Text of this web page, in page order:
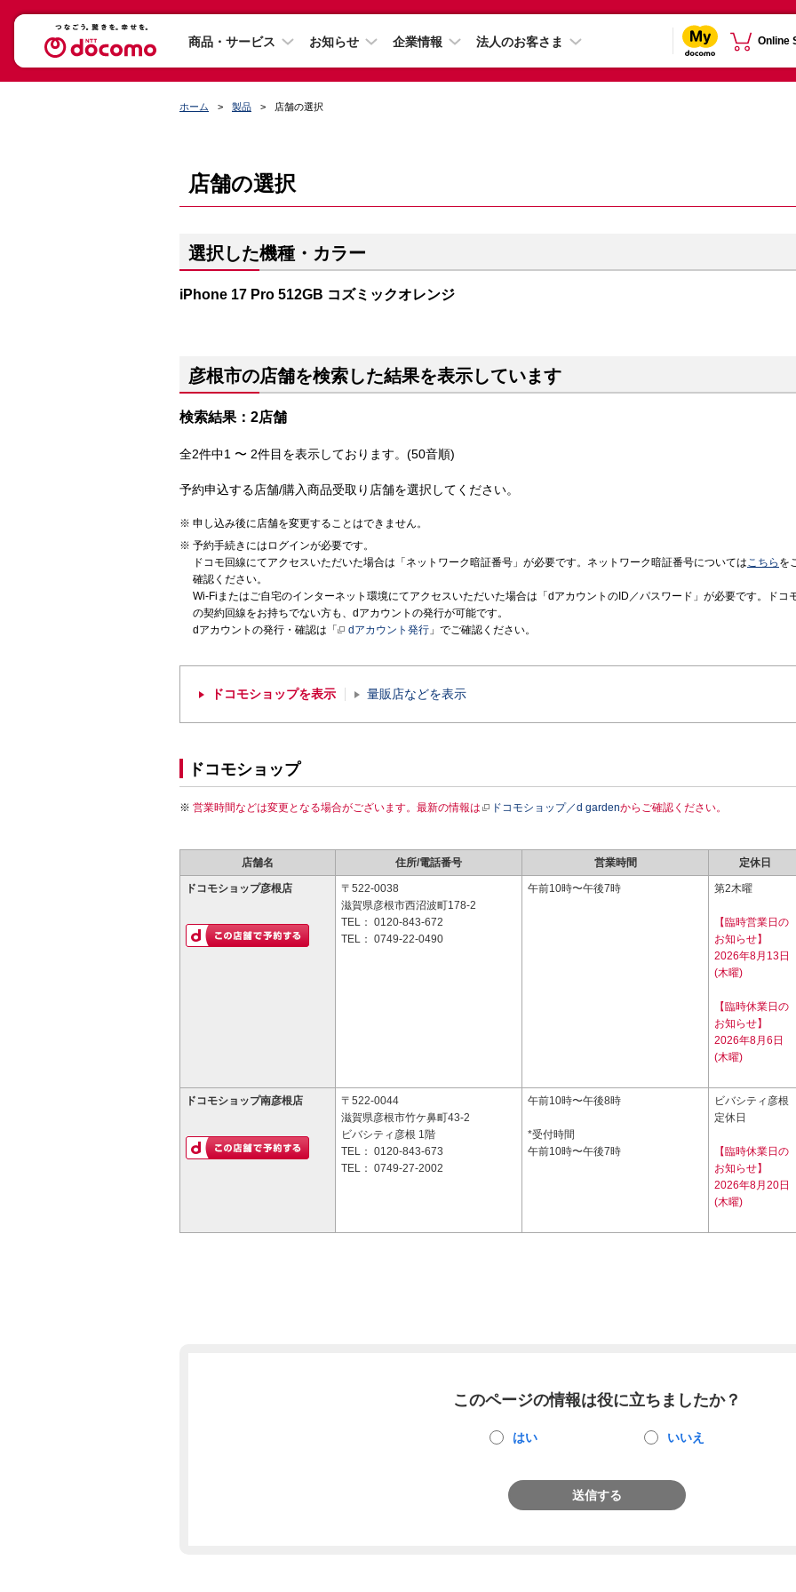
商品・サービス お知らせ 企業情報 法人のお客さま Online
ホーム 製品 店舗の選択
店舗の選択
選択した機種・カラー
iPhone 17 Pro 512GB コズミックオレンジ
彦根市の店舗を検索した結果を表示しています
検索結果：2店舗
全2件中1 〜 2件目を表示しております。(50音順)
予約申込する店舗/購入商品受取り店舗を選択してください。
申し込み後に店舗を変更することはできません。
予約手続きにはログインが必要です。
ドコモ回線にてアクセスいただいた場合は「ネットワーク暗証番号」が必要です。ネットワーク暗証番号についてはこちら を
確認ください。
Wi-Fiまたはご自宅のインターネット環境にてアクセスいただいた場合は「dアカウントのID／パスワード」が必要です。ドコ
の契約回線をお持ちでない方も、dアカウントの発行が可能です。
dアカウントの発行・確認は「
dアカウント発行 」でご確認ください。
ドコモショップを表示 量販店などを表示
ドコモショップ
営業時間などは変更となる場合がございます。最新の情報は ドコモショップ／d gardenからご確認ください。
店舗名 住所/電話番号 営業時間 定休日
ドコモショップ彦根店
〒522-0038
滋賀県彦根市西沼波町178-2
TEL： 0120-843-672
TEL： 0749-22-0490
午前10時〜午後7時 第2木曜
【臨時営業日の
お知らせ】
2026年8月13日
(木曜)
【臨時休業日の
お知らせ】
2026年8月6日
(木曜)
ドコモショップ南彦根店
〒522-0044
滋賀県彦根市竹ケ鼻町43-2
ビバシティ彦根 1階
TEL： 0120-843-673
TEL： 0749-27-2002
午前10時〜午後8時
*受付時間
午前10時〜午後7時
ビバシティ彦根
定休日
【臨時休業日の
お知らせ】
2026年8月20日
(木曜)
このページの情報は役に立ちましたか？
はい いいえ
送信する